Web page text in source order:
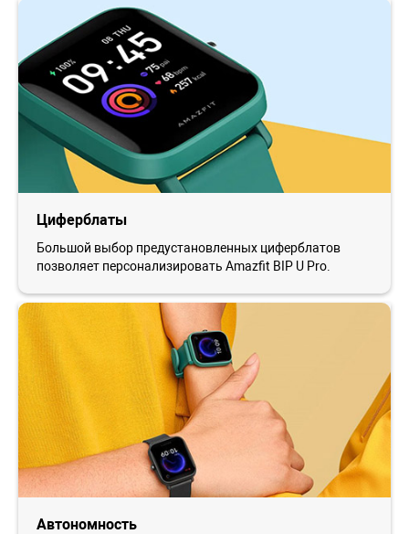
Циферблаты
Большой выбор предустановленных циферблатов
позволяет персонализировать Amazfit BIP U Pro.
Автономность